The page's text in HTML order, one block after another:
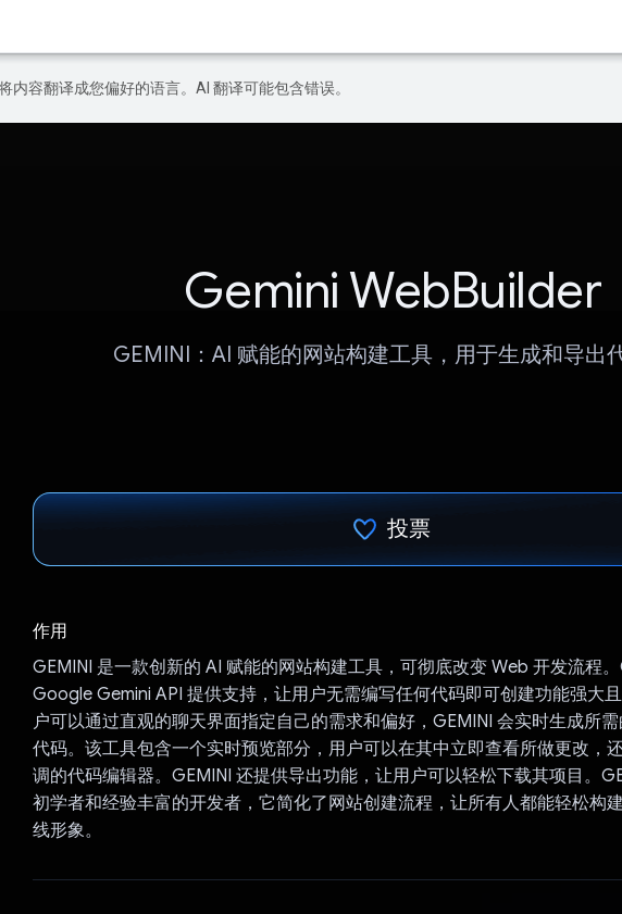
内容翻译成您偏好的语言。AI 翻译可能包含错误。
Gemini WebBuilder
GEMINI：AI 赋能的网站构建工具，用于生成和导出代
投票
作用
GEMINI 是一款创新的 AI 赋能的网站构建工具，可彻底改变 Web 开发流程
Google Gemini API 提供支持，让用户无需编写任何代码即可创建功能强大
户可以通过直观的聊天界面指定自己的需求和偏好，GEMINI 会实时生成所需
代码。该工具包含一个实时预览部分，用户可以在其中立即查看所做更改，
调的代码编辑器。GEMINI 还提供导出功能，让用户可以轻松下载其项目。
初学者和经验丰富的开发者，它简化了网站创建流程，让所有人都能轻松构
线形象。